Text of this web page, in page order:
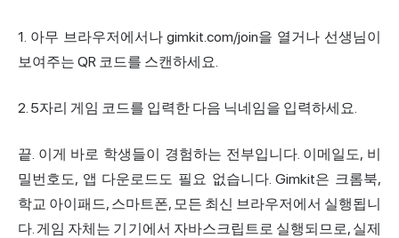
1. 아무 브라우저에서나 gimkit.com/join을 열거나 선생님이
보여주는 QR 코드를 스캔하세요.
2. 5자리 게임 코드를 입력한 다음 닉네임을 입력하세요.
끝. 이게 바로 학생들이 경험하는 전부입니다. 이메일도, 비
밀번호도, 앱 다운로드도 필요 없습니다. Gimkit은 크롬북,
학교 아이패드, 스마트폰, 모든 최신 브라우저에서 실행됩니
다. 게임 자체는 기기에서 자바스크립트로 실행되므로, 실제